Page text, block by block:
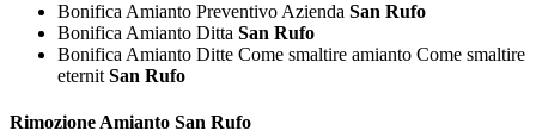
Bonifica Amianto Preventivo Azienda San Rufo
Bonifica Amianto Ditta San Rufo
Bonifica Amianto Ditte Come smaltire amianto Come smaltire
eternit San Rufo
RimozioneAmianto San Rufo